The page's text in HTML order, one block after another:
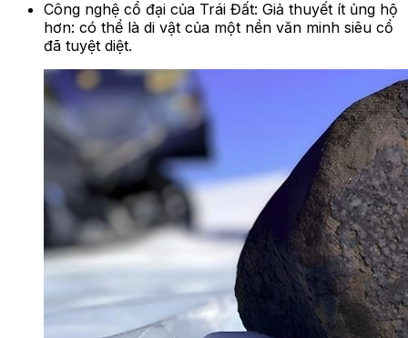
Công nghệ cổ đại của Trái Đất: Giả thuyết ít ủng hộ
hơn: có thể là di vật của một nền văn minh siêu cổ
đã tuyệt diệt.